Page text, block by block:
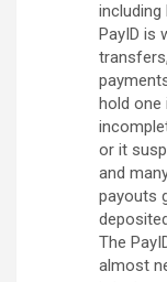
including
PayID is
hold one
or it
and
payouts
The
almost